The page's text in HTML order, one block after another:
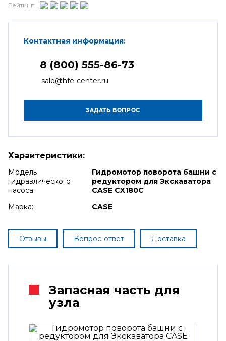
Рейтинг:
Контактная информация:
8 (800) 555-86-73
sale@hfe-center.ru
Характеристики:
Модель
гидравлического
насоса:
Гидромотор поворота башни с
редуктором для Экскаватора
CASE CX180C
Марка:
CASE
Отзывы Вопрос-ответ Доставка
Запасная часть для
узла